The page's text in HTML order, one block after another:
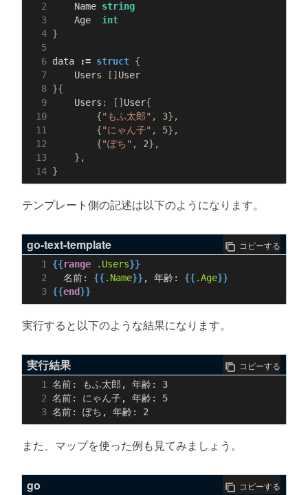
Name string
Age
int
}
data := struct {
Users
[] User
}{
Users : [] User{
{"もふ太郎" , 3},
{"にゃん子" , 5},
{"ぽち" , 2},
},
}
テンプレート側の記述は以下のようになります。
go-text-template コピーする
{{range .Users}}
  名前:
{{.Name}}, 年齢: {{.Age}}
{{end}}
実行すると以下のような結果になります。
実行結果 コピーする
また、マップを使った例も見てみましょう。
go コピーする